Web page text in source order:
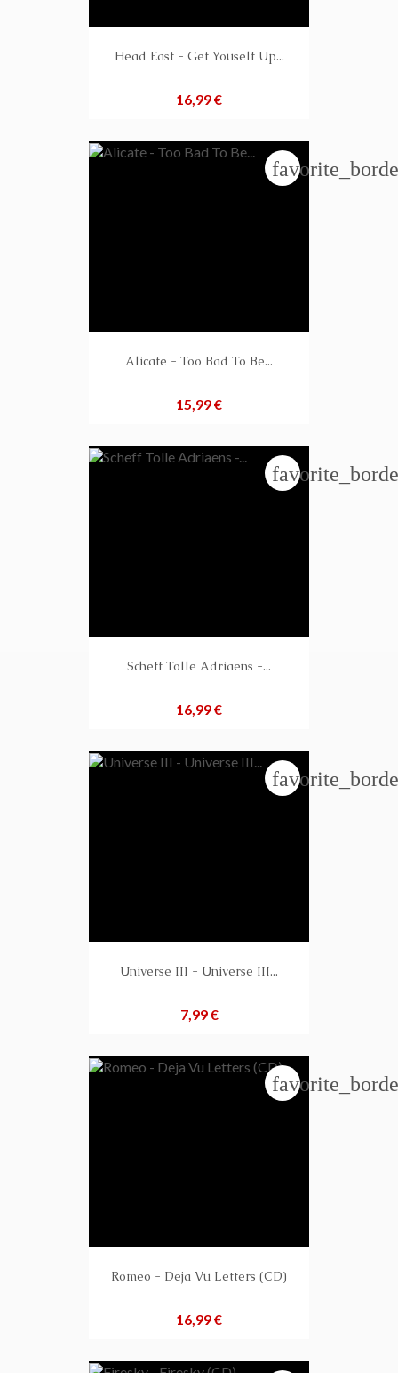
Head East - Get Youself Up...
Preis
16,99 €
Alicate - Too Bad To Be...
Preis
15,99 €
Scheff Tolle Adriaens -...
Preis
16,99 €
Universe III - Universe III...
Preis
7,99 €
Romeo - Deja Vu Letters (CD)
Preis
16,99 €